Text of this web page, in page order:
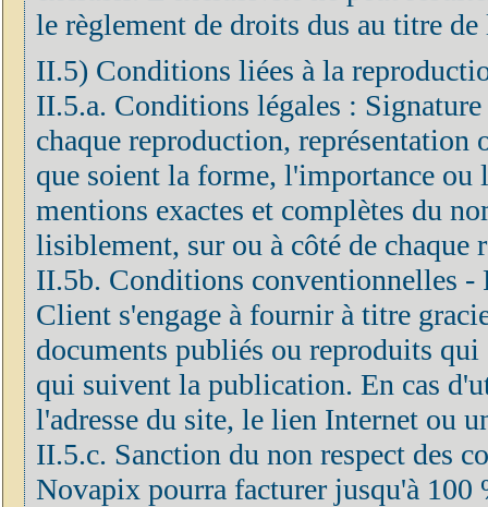
le règlement de droits dus au titre
II.5) Conditions liées à la
II.5.a. Conditions légales :
chaque reproduction,
que soient la forme, l'importance
mentions exactes et complètes du
lisiblement, sur ou à côté de chaque
II.5b. Conditions conventionnelles
Client s'engage à fournir à titre
documents publiés ou reproduits
qui suivent la publication. En cas
l'adresse du site, le lien Internet ou
II.5.c. Sanction du non respect des
Novapix pourra facturer jusqu'à 100